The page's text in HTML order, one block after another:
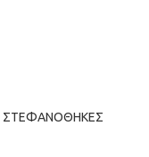
ΣΤΕΦΑΝΟΘΗΚΕΣ